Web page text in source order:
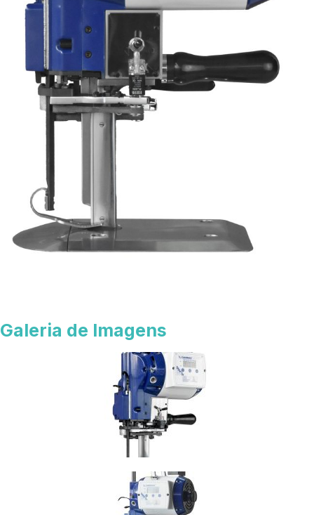
Galeria de Imagens